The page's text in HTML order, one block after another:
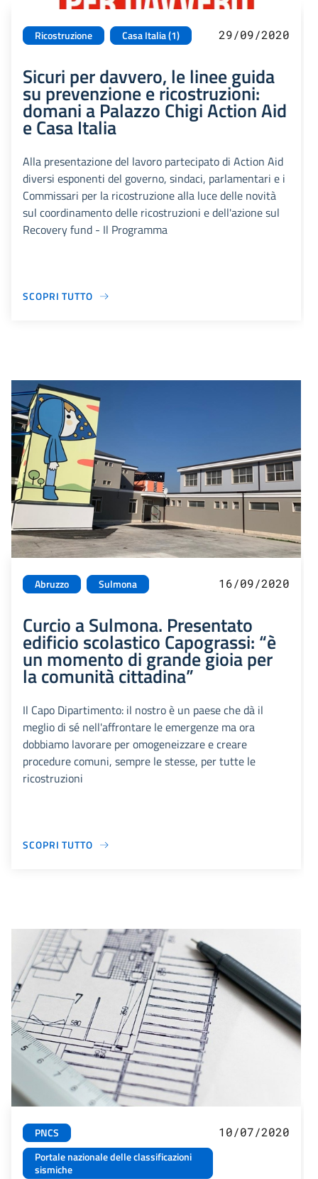
Ricostruzione Casa Italia (1) 29/09/2020
Sicuri per davvero, le linee guida
su prevenzione e ricostruzioni:
domani a Palazzo Chigi Action Aid
e Casa Italia
Alla presentazione del lavoro partecipato di Action Aid
diversi esponenti del governo, sindaci, parlamentari e i
Commissari per la ricostruzione alla luce delle novità
sul coordinamento delle ricostruzioni e dell'azione sul
Recovery fund - Il Programma
SCOPRI TUTTO
Abruzzo Sulmona 16/09/2020
Curcio a Sulmona. Presentato
edificio scolastico Capograssi: “è
un momento di grande gioia per
la comunità cittadina”
Il Capo Dipartimento: il nostro è un paese che dà il
meglio di sé nell'affrontare le emergenze ma ora
dobbiamo lavorare per omogeneizzare e creare
procedure comuni, sempre le stesse, per tutte le
ricostruzioni
SCOPRI TUTTO
PNCS
Portale nazionale delle classificazioni
sismiche
10/07/2020